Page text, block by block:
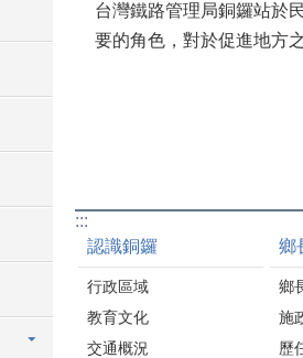
台灣鐵路管理局銅鑼站於
要的角色，對於促進地方
:::
認識銅鑼
行政區域
教育文化
交通概況
鄉
鄉
施
歷